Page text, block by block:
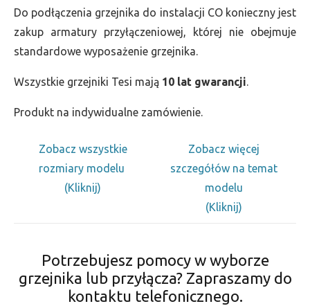
Do podłączenia grzejnika do instalacji CO konieczny jest
zakup armatury przyłączeniowej, której nie obejmuje
standardowe wyposażenie grzejnika.
Wszystkie grzejniki Tesi mają 10 lat gwarancji.
Produkt na indywidualne zamówienie.
Zobacz wszystkie
rozmiary modelu
(Kliknij)
Zobacz więcej
szczegółów na temat
modelu
(Kliknij)
Potrzebujesz pomocy w wyborze
grzejnika lub przyłącza? Zapraszamy do
kontaktu telefonicznego.